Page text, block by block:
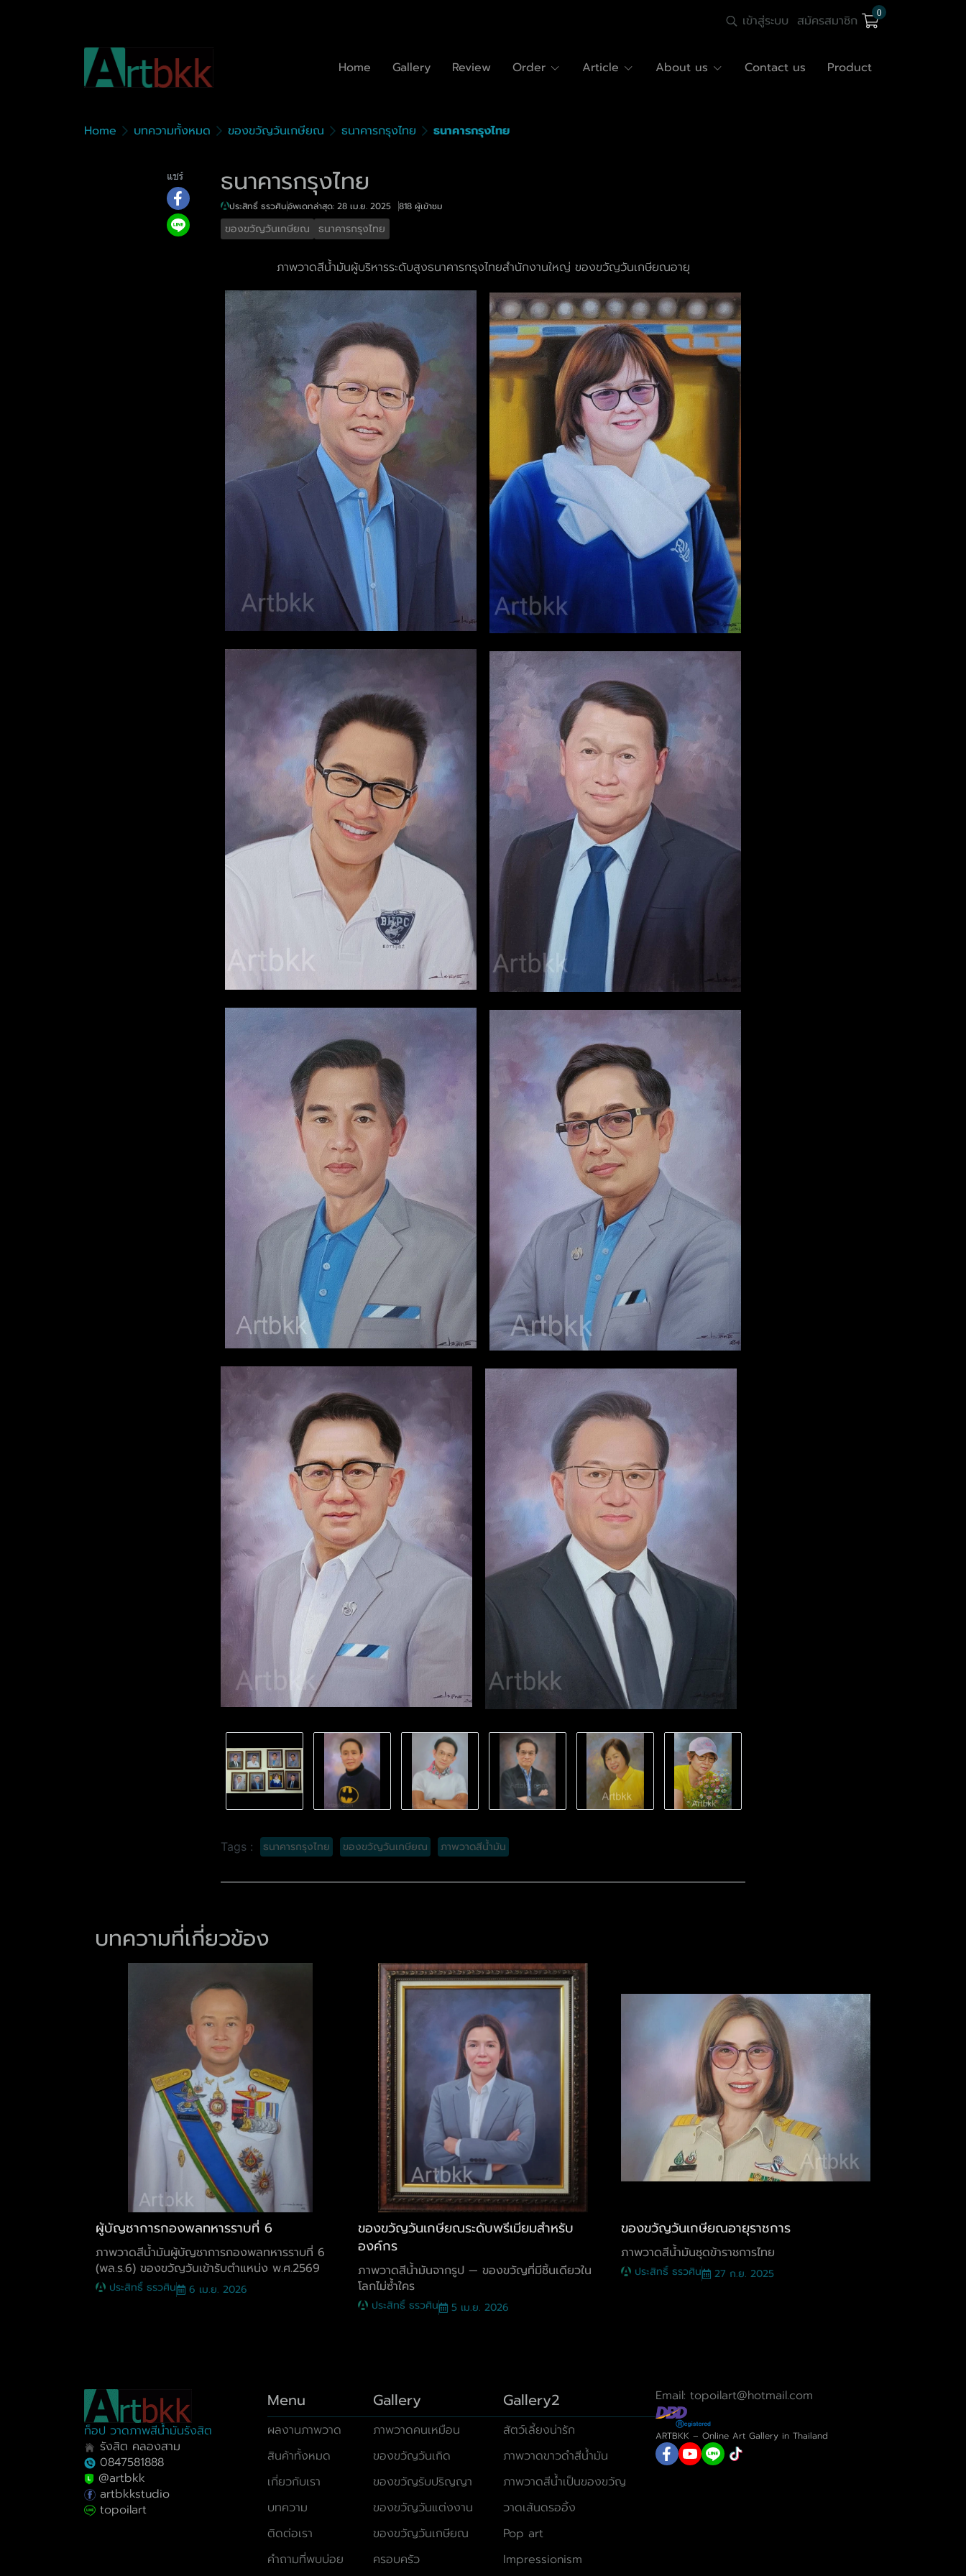
เข้าสู่ระบบ สมัครสมาชิก 0
Home Gallery Review Order Article About us Contact us Product
Home บทความทั้งหมด ของขวัญวันเกษียณ ธนาคารกรุงไทย ธนาคารกรุงไทย
แชร์ ธนาคารกรุงไทย
ประสิทธิ์ ธรวศินอัพเดทล่าสุด: 28 เม.ย. 2025 818 ผู้เข้าชม
ของขวัญวันเกษียณ ธนาคารกรุงไทย
ภาพวาดสีน้ำมันผู้บริหารระดับสูงธนาคารกรุงไทยสำนักงานใหญ่ ของขวัญวันเกษียณอายุ
Tags : ธนาคารกรุงไทย ของขวัญวันเกษียณ ภาพวาดสีน้ำมัน
บทความที่เกี่ยวข้อง
ผู้บัญชาการกองพลทหารราบที่ 6
ภาพวาดสีน้ำมันผู้บัญชาการกองพลทหารราบที่ 6
(พล.ร.6) ของขวัญวันเข้ารับตำแหน่ง พ.ศ.2569
ประสิทธิ์ ธรวศิน 6 เม.ย. 2026
ของขวัญวันเกษียณระดับพรีเมียมสำหรับ
องค์กร
ภาพวาดสีน้ำมันจากรูป — ของขวัญที่มีชิ้นเดียวใน
โลกไม่ซ้ำใคร
ประสิทธิ์ ธรวศิน 5 เม.ย. 2026
ของขวัญวันเกษียณอายุราชการ
ภาพวาดสีน้ำมันชุดข้าราชการไทย
ประสิทธิ์ ธรวศิน 27 ก.ย. 2025
ท็อป วาดภาพสีน้ำมันรังสิต
รังสิต คลองสาม
0847581888
@artbkk
artbkkstudio
topoilart
Menu
ผลงานภาพวาด
สินค้าทั้งหมด
เกี่ยวกับเรา
บทความ
ติดต่อเรา
คำถามที่พบบ่อย
Gallery
ภาพวาดคนเหมือน
ของขวัญวันเกิด
ของขวัญรับปริญญา
ของขวัญวันแต่งงาน
ของขวัญวันเกษียณ
ครอบครัว
Gallery2
สัตว์เลี้ยงน่ารัก
ภาพวาดขาวดำสีน้ำมัน
ภาพวาดสีน้ำเป็นของขวัญ
วาดเส้นดรออิ้ง
Pop art
Impressionism
Email: topoilart@hotmail.com
ARTBKK – Online Art Gallery in Thailand